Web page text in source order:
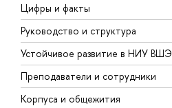
Цифры и факты
Руководство и структура
Устойчивое развитие в НИУ ВШЭ
Преподаватели и сотрудники
Корпуса и общежития